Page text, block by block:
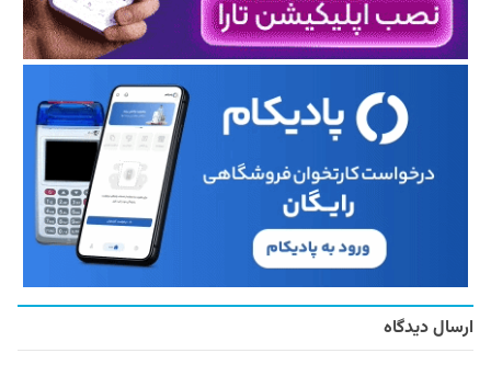
ارسال دیدگاه